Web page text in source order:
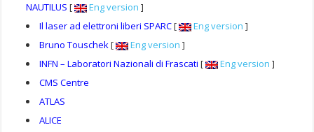
NAUTILUS [ Eng version ]
Il laser ad elettroni liberi SPARC[ Eng version ]
Bruno Touschek[ Eng version ]
INFN – Laboratori Nazionali di Frascati [ Eng version ]
CMS Centre
ATLAS
ALICE